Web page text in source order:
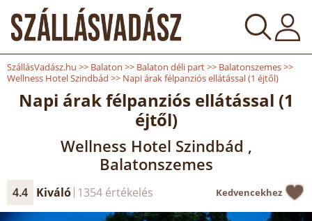
SzállásVadász.hu >> Balaton >> Balaton déli part>> Balatonszemes>>
Wellness Hotel Szindbád >> Napi árak félpanziós ellátással (1 éjtől)
Napi árak félpanziós ellátással (1
éjtől)
Wellness Hotel Szindbád ,
Balatonszemes
4.4 Kiváló 1354 értékelés Kedvencekhez